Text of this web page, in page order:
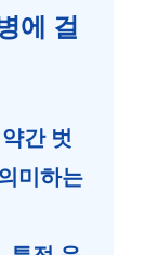
에 걸
간 벗
미하는